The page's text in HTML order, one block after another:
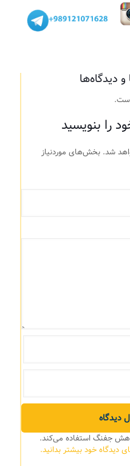
دیدگاه‌ها
را بنویسید
شد. بخش‌های موردنیاز
جفنگ استفاده می‌کند.
دیدگاه خود بیشتر بدانید.